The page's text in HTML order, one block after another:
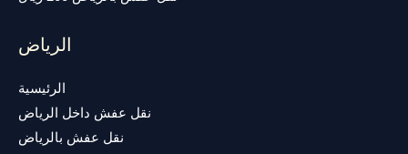
الرياض
الرئيسية
نقل عفش داخل الرياض
نقل عفش بالرياض